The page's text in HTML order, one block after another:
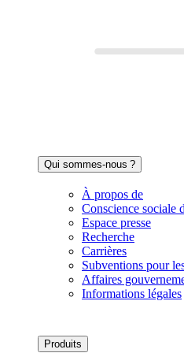
Qui sommes-nous ?
À propos de
Conscience sociale
Espace presse
Recherche
Carrières
Subventions pour
Affaires
Informations légales
Produits